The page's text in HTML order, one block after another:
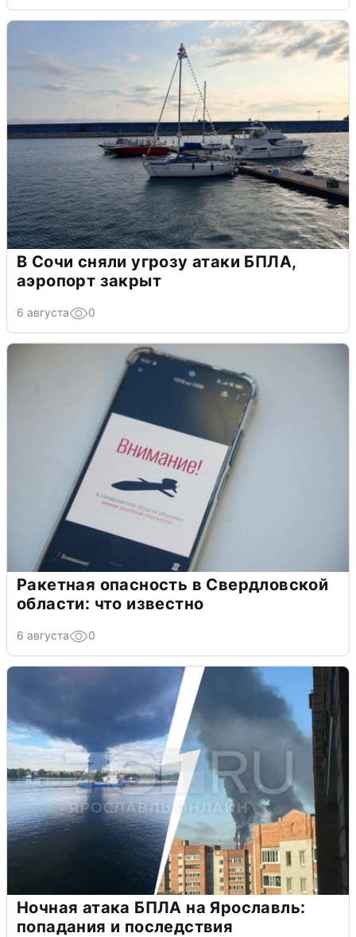
В Сочи сняли угрозу атаки БПЛА,
аэропорт закрыт
6 августа 0
Ракетная опасность в Свердловской
области: что известно
6 августа 0
Ночная атака БПЛА на Ярославль:
попадания и последствия